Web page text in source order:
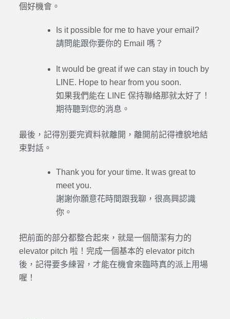
個好機會。
Is it possible for me to have your email?
請問能跟你要你的 Email 嗎？
It would be great if we can stay in touch by
LINE. Hope to hear from you soon.
如果我們能在 LINE 保持聯絡那就太好了！
期待聽到您的消息。
最後，記得別要完資料就離開，離開前記得禮貌地結
束對話。
Thank you for your time. It was great to
meet you.
謝謝你願意花時間跟我聊，很高興認識
你。
把前面的部分都整合起來，就是一個簡潔有力的
elevator pitch 啦！完成一個基本的 elevator pitch
後，記得要多練習，才能在機會來臨時真的派上用場
喔！